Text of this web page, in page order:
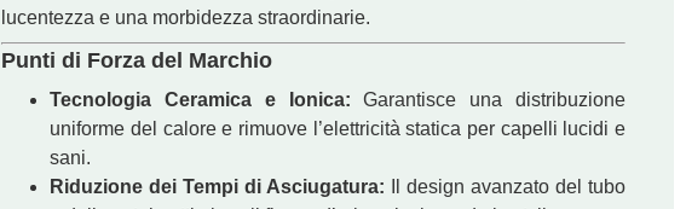
lucentezza e una morbidezza straordinarie.
Punti di Forza del Marchio
Tecnologia Ceramica e Ionica: Garantisce una distribuzione
uniforme del calore e rimuove l’elettricità statica per capelli lucidi e
sani.
Riduzione dei Tempi di Asciugatura: Il design avanzato del tubo